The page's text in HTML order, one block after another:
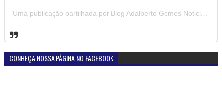
Uma publicação partilhada por Blog Adalberto Gomes Noticias (@blogadalbertogomesnoticiass)
CONHEÇA NOSSA PÁGINA NO FACEBOOK